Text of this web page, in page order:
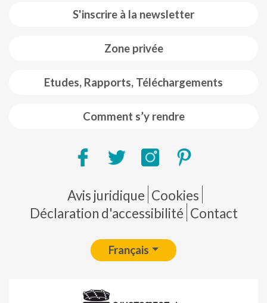
S'inscrire à la newsletter
Zone privée
Etudes, Rapports, Téléchargements
Comment s’y rendre
Pie de página
Avis juridique Cookies
Déclaration d'accessibilité Contact
Français